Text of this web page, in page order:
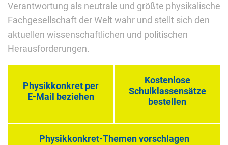
Verantwortung als neutrale und größte physikalische
Fachgesellschaft der Welt wahr und stellt sich den
aktuellen wissenschaftlichen und politischen
Herausforderungen.
Physikkonkret per
E-Mail beziehen
Kostenlose
Schulklassensätze
bestellen
Physikkonkret-Themen vorschlagen